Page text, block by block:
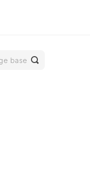
Toggle
Search